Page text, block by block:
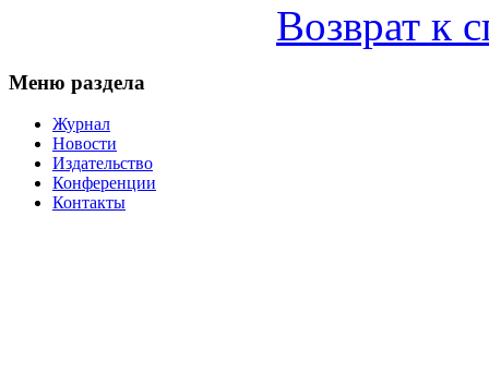
Возврат к
Меню раздела
Журнал
Новости
Издательство
Конференции
Контакты